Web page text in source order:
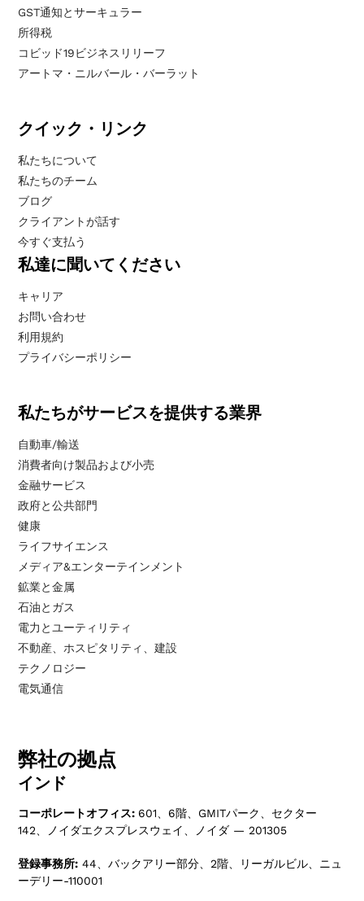
GST通知とサーキュラー
所得税
コビッド19ビジネスリリーフ
アートマ・ニルバール・バーラット
クイック・リンク
私たちについて
私たちのチーム
ブログ
クライアントが話す
今すぐ支払う
私達に聞いてください
キャリア
お問い合わせ
利用規約
プライバシーポリシー
私たちがサービスを提供する業界
自動車/輸送
消費者向け製品および小売
金融サービス
政府と公共部門
健康
ライフサイエンス
メディア&エンターテインメント
鉱業と金属
石油とガス
電力とユーティリティ
不動産、ホスピタリティ、建設
テクノロジー
電気通信
弊社の拠点
インド
コーポレートオフィス: 601、6階、GMITパーク、セクター
142、ノイダエクスプレスウェイ、ノイダ — 201305
登録事務所: 44、バックアリー部分、2階、リーガルビル、ニュ
ーデリー-110001